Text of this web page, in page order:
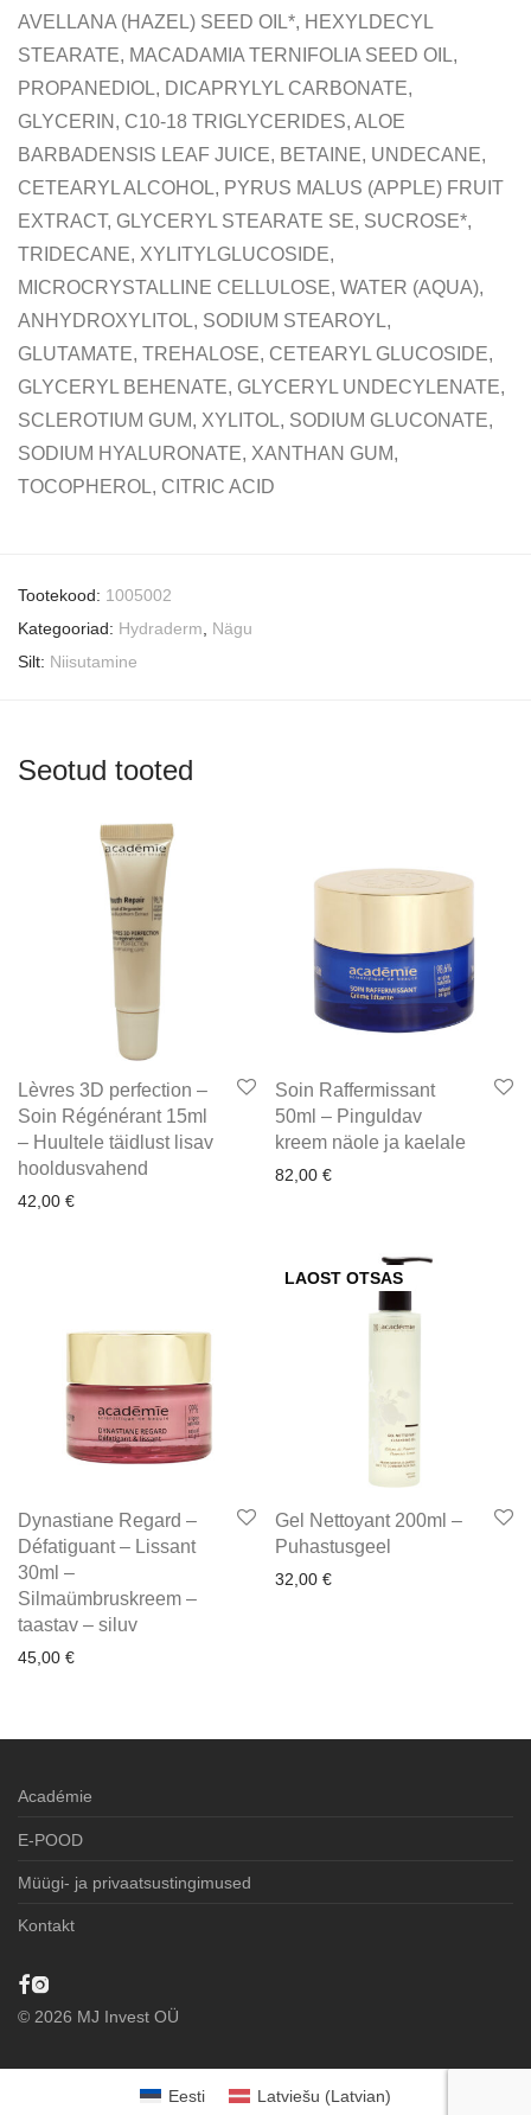
AVELLANA (HAZEL) SEED OIL*, HEXYLDECYL
STEARATE, MACADAMIA TERNIFOLIA SEED OIL,
PROPANEDIOL, DICAPRYLYL CARBONATE,
GLYCERIN, C10-18 TRIGLYCERIDES, ALOE
BARBADENSIS LEAF JUICE, BETAINE, UNDECANE,
CETEARYL ALCOHOL, PYRUS MALUS (APPLE) FRUIT
EXTRACT, GLYCERYL STEARATE SE, SUCROSE*,
TRIDECANE, XYLITYLGLUCOSIDE,
MICROCRYSTALLINE CELLULOSE, WATER (AQUA),
ANHYDROXYLITOL, SODIUM STEAROYL,
GLUTAMATE, TREHALOSE, CETEARYL GLUCOSIDE,
GLYCERYL BEHENATE, GLYCERYL UNDECYLENATE,
SCLEROTIUM GUM, XYLITOL, SODIUM GLUCONATE,
SODIUM HYALURONATE, XANTHAN GUM,
TOCOPHEROL, CITRIC ACID
Tootekood: 1005002
Kategooriad: Hydraderm
Nägu
Silt: Niisutamine
Seotud tooted
Lèvres 3D perfection –
Soin Régénérant 15ml
– Huultele täidlust lisav
hooldusvahend
42,00 €
Soin Raffermissant
50ml – Pinguldav
kreem näole ja kaelale
82,00 €
Dynastiane Regard –
Défatiguant – Lissant
30ml –
Silmaümbruskreem –
taastav – siluv
45,00 €
LAOST OTSAS
Gel Nettoyant 200ml –
Puhastusgeel
32,00 €
Académie
E-POOD
Müügi- ja privaatsustingimused
Kontakt
© 2026 MJ Invest OÜ
Eesti Latviešu (Latvian)